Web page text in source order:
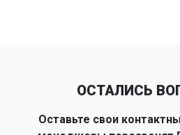
ОСТАЛИСЬ
Оставьте свои